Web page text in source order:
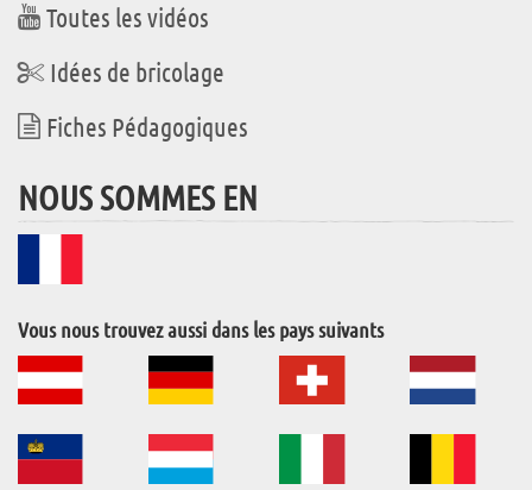
Toutes les vidéos
Idées de bricolage
Fiches Pédagogiques
NOUS SOMMES EN
Vous nous trouvez aussi dans les pays suivants